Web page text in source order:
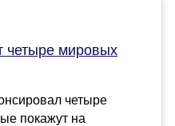
четыре мировых
четыре
покажут на